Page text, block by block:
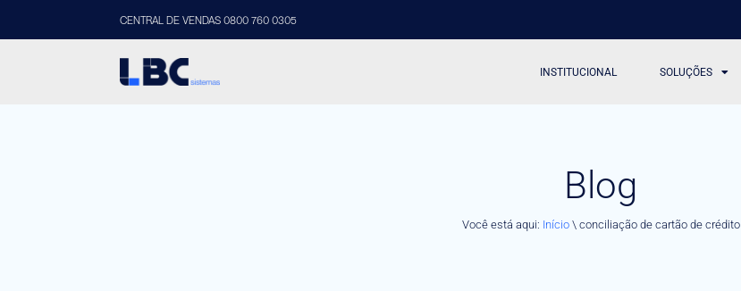
CENTRAL DE VENDAS 0800 760 0305
INSTITUCIONAL SOLUÇÕES
Blog
Você está aqui: Início\ conciliação de cartão de crédito